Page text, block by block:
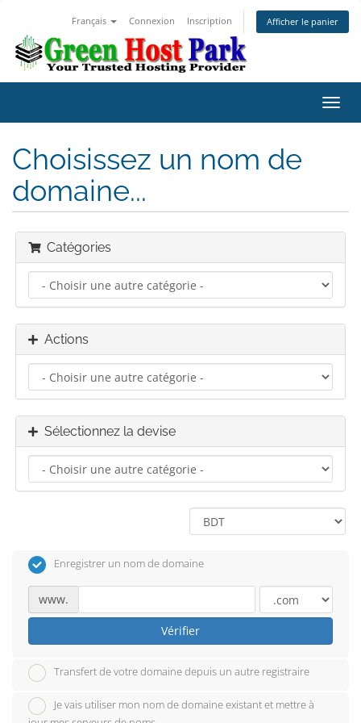
Français Connexion Inscription Afficher le panier
la
Choisissez un nom de
domaine...
Catégories
Actions
Sélectionnez la devise
Enregistrer un nom de domaine
www.
Vérifier
Transfert de votre domaine depuis un autre registraire
Je vais utiliser mon nom de domaine existant et mettre à